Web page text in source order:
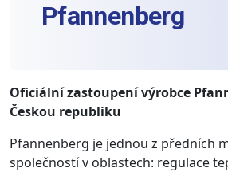
Pfannenberg
Oficiální zastoupení výrobce
Českou republiku
Pfannenberg je jednou z předních
společností v oblastech: regulace